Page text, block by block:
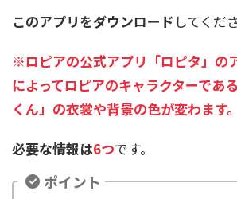
このアプリをダウンロード してくだ
※ロピアの公式アプリ「ロピタ」の
によってロピアのキャラクターであ
くん」の衣裳や背景の色が変わます。
必要な情報は6つです。
ポイント